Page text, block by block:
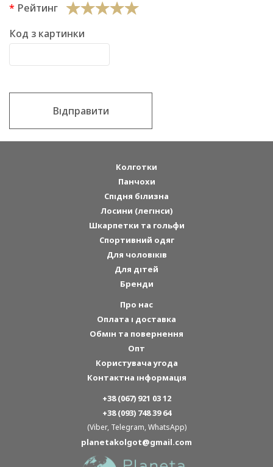
Рейтинг
Код з картинки
Відправити
Колготки
Панчохи
Спідня білизна
Лосини (легінси)
Шкарпетки та гольфи
Спортивний одяг
Для чоловіків
Для дітей
Бренди
Про нас
Оплата і доставка
Обмін та повернення
Опт
Користувача угода
Контактна інформація
+38 (067) 921 03 12
+38 (093) 748 39 64
(Viber, Telegram, WhatsApp)
planetakolgot@gmail.com